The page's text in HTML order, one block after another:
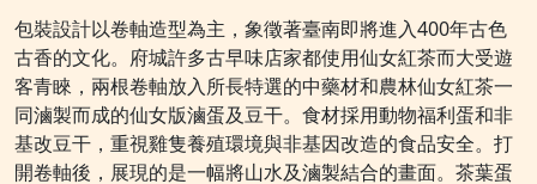
包裝設計以卷軸造型為主，象徵著臺南即將進入400年古色
古香的文化。府城許多古早味店家都使用仙女紅茶而大受遊
客青睞，兩根卷軸放入所長特選的中藥材和農林仙女紅茶一
同滷製而成的仙女版滷蛋及豆干。食材採用動物福利蛋和非
基改豆干，重視雞隻養殖環境與非基因改造的食品安全。打
開卷軸後，展現的是一幅將山水及滷製結合的畫面。茶葉蛋